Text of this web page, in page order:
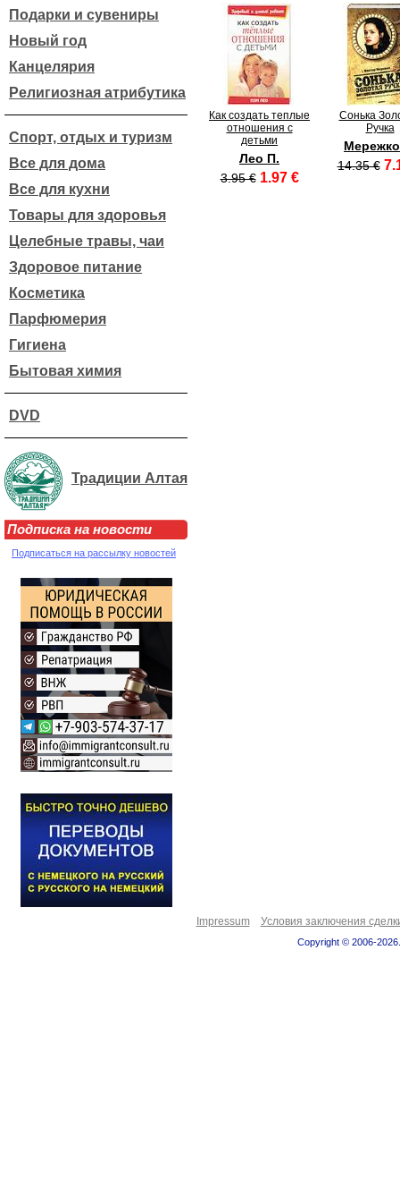
Подарки и сувениры
Новый год
Канцелярия
Религиозная атрибутика
Спорт, отдых и туризм
Все для дома
Все для кухни
Товары для здоровья
Целебные травы, чаи
Здоровое питание
Косметика
Парфюмерия
Гигиена
Бытовая химия
DVD
Традиции Алтая
Подписка на новости
Подписаться на рассылку новостей
Как создать теплые
отношения с
детьми
Лео П.
3.95 € 1.97 €
Сонька
Ручка
14.35 €
Impressum Условия заключения
Copyright © 2006-